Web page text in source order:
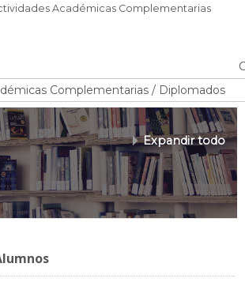
Académicas Complementarias
Expandir todo